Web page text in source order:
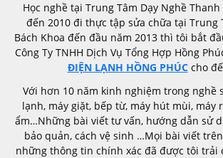
Học nghề tại Trung Tâm Dạy Nghề
đến 2010 đi thực tập sửa chữa tại Trung
Bách Khoa đến đầu năm 2013 thì tôi bắt
Công Ty TNHH Dịch Vụ Tổng Hợp Hồng
ĐIỆN LẠNH HỒNG PHÚCcho
Với hơn 10 năm kinh nghiệm trong nghề
lạnh, máy giặt, bếp từ, máy hút mùi, máy
ẩm…Những bài viết tư vấn, hướng dẫn sử
bảo quản, cách vệ sinh …Mọi bài viết
những thông tin chính xác đã được tôi trải